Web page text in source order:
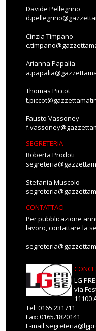
Davide Pellegrino
Cinzia Timpano
Arianna Papalia
Thomas Piccot
Fausto Vassoney
SEGRETERIA
Roberta Prodoti
Stefania Muscolo
CONTATTACI
Per pubblicazione
lavoro, contattare la
LG
via
11100
Tel: 0165.231711
Fax: 0165.1820141
E-mail